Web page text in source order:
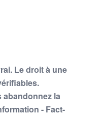
Le droit à une
abandonnez la
- Fact-